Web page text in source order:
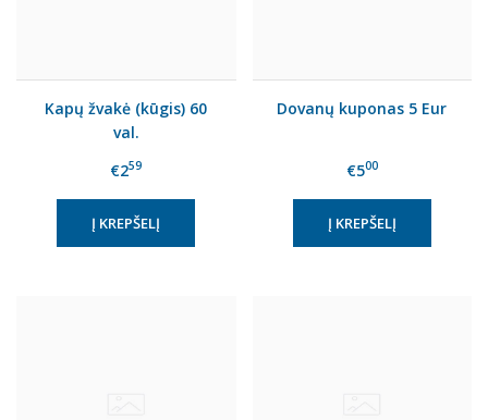
Kapų žvakė (kūgis) 60
val.
€259
Dovanų kuponas 5 Eur
€500